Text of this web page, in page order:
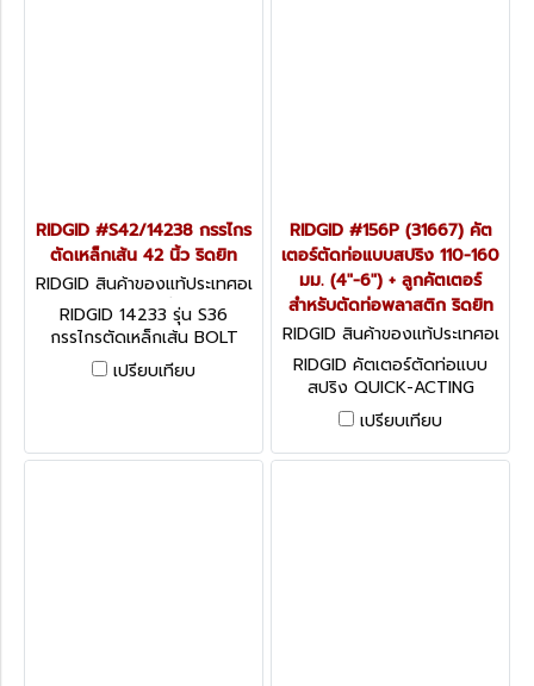
RIDGID #S42/14238 กรรไกร
ตัดเหล็กเส้น 42 นิ้ว ริดยิท
RIDGID สินค้าของแท้ประเทศอเ
มริกา 14238 รุ่น S42
RIDGID 14233 รุ่น S36
กรรไกรตัดเหล็กเส้น BOLT
CUTTERS
เปรียบเทียบ
RIDGID #156P (31667) คัต
เตอร์ตัดท่อแบบสปริง 110-160
มม. (4"-6") + ลูกคัตเตอร์
สำหรับตัดท่อพลาสติก ริดยิท
RIDGID สินค้าของแท้ประเทศอเ
มริกา 31667
RIDGID คัตเตอร์ตัดท่อแบบ
สปริง QUICK-ACTING
TUBING CUTTERS
เปรียบเทียบ